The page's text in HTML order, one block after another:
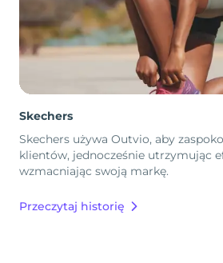
Skechers
Skechers używa Outvio, aby
klientów, jednocześnie utrzymując
wzmacniając swoją markę.
Przeczytaj historię